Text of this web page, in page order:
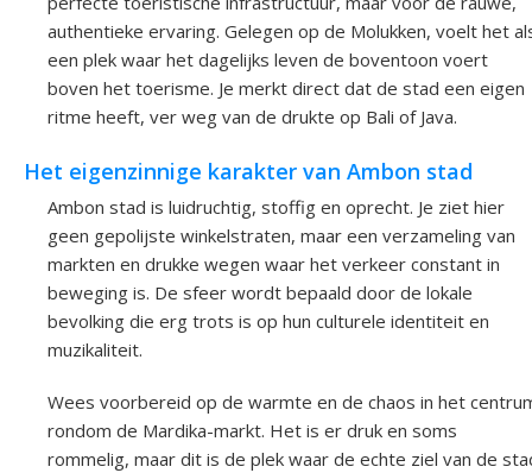
authentieke ervaring. Gelegen op de Molukken, voelt het
een plek waar het dagelijks leven de boventoon voert
boven het toerisme. Je merkt direct dat de stad een eigen
ritme heeft, ver weg van de drukte op Bali of Java.
Het eigenzinnige karakter van Ambon stad
Ambon stad is luidruchtig, stoffig en oprecht. Je ziet hier
geen gepolijste winkelstraten, maar een verzameling van
markten en drukke wegen waar het verkeer constant in
beweging is. De sfeer wordt bepaald door de lokale
bevolking die erg trots is op hun culturele identiteit en
muzikaliteit.
Wees voorbereid op de warmte en de chaos in het
rondom de Mardika-markt. Het is er druk en soms
rommelig, maar dit is de plek waar de echte ziel van de